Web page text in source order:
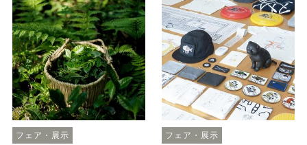
フェア・展示 フェア・展示